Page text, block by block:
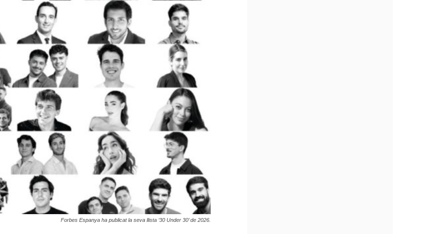
Forbes Espanya ha publicat la seva llista ‘30 Under 30’ de 2026.